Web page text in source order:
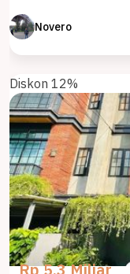
Novero
Diskon 12%
Rp 5,3 Miliar